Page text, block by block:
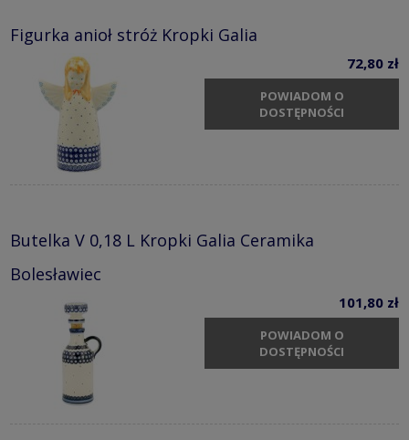
Figurka anioł stróż Kropki Galia
72,80 zł
POWIADOM O
DOSTĘPNOŚCI
Butelka V 0,18 L Kropki Galia Ceramika
Bolesławiec
101,80 zł
POWIADOM O
DOSTĘPNOŚCI